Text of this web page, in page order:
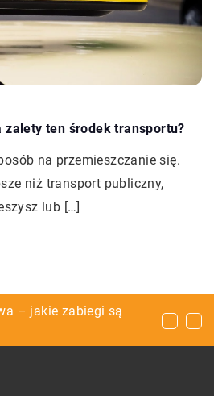
zalety ten środek transportu?
na przemieszczanie się.
niż transport publiczny,
lub […]
– co wybrać i z
– jakie zabiegi są
dom przed